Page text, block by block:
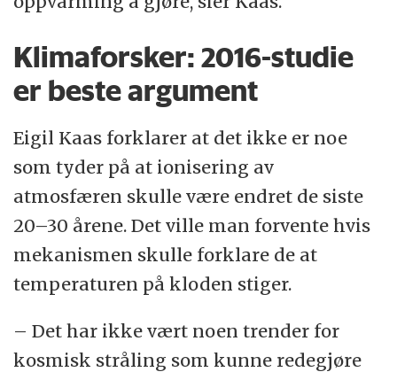
Klimaforsker: 2016-studie
er beste argument
Eigil Kaas forklarer at det ikke er noe
som tyder på at ionisering av
atmosfæren skulle være endret de siste
20–30 årene. Det ville man forvente hvis
mekanismen skulle forklare de at
temperaturen på kloden stiger.
– Det har ikke vært noen trender for
kosmisk stråling som kunne redegjøre